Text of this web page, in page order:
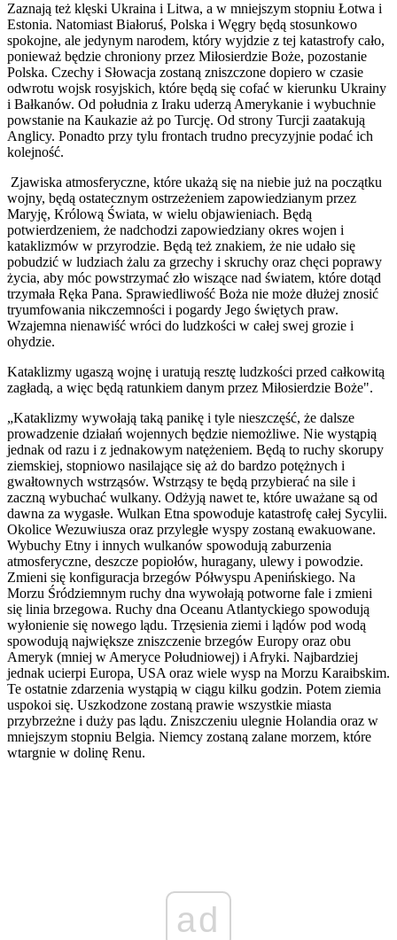
Zaznają też klęski Ukraina i Litwa, a w mniejszym stop­niu Łotwa i
Estonia. Natomiast Białoruś, Polska i Węgry będą stosunkowo
spokojne, ale jedynym narodem, który wyjdzie z tej katastrofy cało,
ponieważ będzie chroniony przez Miło­sierdzie Boże, pozostanie
Polska. Czechy i Słowacja zostaną zniszczone dopiero w czasie
odwrotu wojsk rosyjskich, które będą się cofać w kierunku Ukrainy
i Bałkanów. Od południa z Iraku uderzą Amerykanie i wybuchnie
powstanie na Kaukazie aż po Turcję. Od strony Turcji zaatakują
Anglicy. Ponadto przy tylu frontach trudno precyzyjnie podać ich
kolejność.
Zjawiska atmosferyczne, które ukażą się na niebie już na początku
wojny, będą ostatecznym ostrzeżeniem zapo­wiedzianym przez
Maryję, Królową Świata, w wielu obja­wieniach. Będą
potwierdzeniem, że nadchodzi zapowiedziany okres wojen i
kataklizmów w przyrodzie. Będą też znakiem, że nie udało się
pobudzić w ludziach żalu za grzechy i skruchy oraz chęci poprawy
życia, aby móc powstrzymać zło wiszące nad światem, które dotąd
trzymała Ręka Pana. Sprawiedli­wość Boża nie może dłużej znosić
tryumfowania nikczemności i pogardy Jego świętych praw.
Wzajemna nienawiść wróci do ludzkości w całej swej grozie i
ohydzie.
Kataklizmy ugaszą wojnę i uratują resztę ludzkości przed całkowitą
zagładą, a więc będą ratunkiem danym przez Miło­sierdzie Boże".
„Kataklizmy wywołają taką panikę i tyle nieszczęść, że dal­sze
prowadzenie działań wojennych będzie niemożliwe. Nie wystąpią
jednak od razu i z jednakowym natężeniem. Będą to ruchy skorupy
ziemskiej, stopniowo nasilające się aż do bar­dzo potężnych i
gwałtownych wstrząsów. Wstrząsy te będą przybierać na sile i
zaczną wybuchać wulkany. Odżyją nawet te, które uważane są od
dawna za wygasłe. Wulkan Etna spowoduje katastrofę całej Sycylii.
Okolice Wezuwiusza oraz przyległe wyspy zostaną ewakuowane.
Wybuchy Etny i innych wulkanów spowodują zaburzenia
atmosferyczne, deszcze po­piołów, huragany, ulewy i powodzie.
Zmieni się konfiguracja brzegów Półwyspu Apenińskiego. Na
Morzu Śródziemnym ruchy dna wywołają potworne fale i zmieni
się linia brzegowa. Ruchy dna Oceanu Atlantyckiego spowodują
wyłonienie się nowego lądu. Trzęsienia ziemi i lądów pod wodą
spowodu­ją największe zniszczenie brzegów Europy oraz obu
Ameryk (mniej w Ameryce Południowej) i Afryki. Najbardziej
jednak ucierpi Europa, USA oraz wiele wysp na Morzu Karaibskim.
Te ostatnie zdarzenia wystąpią w ciągu kilku godzin. Potem ziemia
uspokoi się. Uszkodzone zostaną prawie wszystkie miasta
przybrzeżne i duży pas lądu. Zniszczeniu ulegnie Ho­landia oraz w
mniejszym stopniu Belgia. Niemcy zostaną za­lane morzem, które
wtargnie w dolinę Renu.
ad